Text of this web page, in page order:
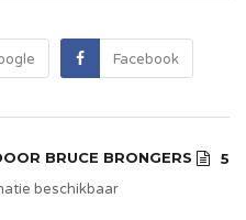
Facebook
BRUCE BRONGERS
5
beschikbaar